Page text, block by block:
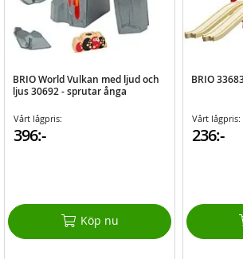
BRIO World Vulkan med ljud och
ljus 30692 - sprutar ånga
Vårt lågpris:
396:-
Köp nu
BRIO
Vårt lågpris:
236:-